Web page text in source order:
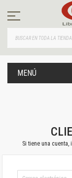
contenido
MENÚ
Si tiene una